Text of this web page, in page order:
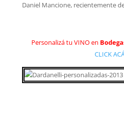
Daniel Mancione, recientemente
Personalizá tu VINO en
CLICK